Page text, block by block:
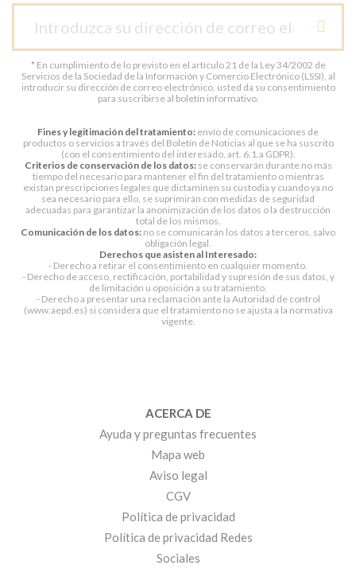
* En cumplimiento de lo previsto en el artículo 21 de la Ley 34/2002 de
Servicios de la Sociedad de la Información y Comercio Electrónico (LSSI), al
introducir su dirección de correo electrónico, usted da su consentimiento
para suscribirse al boletín informativo.
Fines y legitimación del tratamiento: envío de comunicaciones de
productos o servicios a través del Boletín de Noticias al que se ha suscrito
(con el consentimiento del interesado, art. 6.1.a GDPR).
Criterios de conservación de los datos:se conservarán durante no más
tiempo del necesario para mantener el fin del tratamiento o mientras
existan prescripciones legales que dictaminen su custodia y cuando ya no
sea necesario para ello, se suprimirán con medidas de seguridad
adecuadas para garantizar la anonimización de los datos o la destrucción
total de los mismos.
Comunicación de los datos: no se comunicarán los datos a terceros, salvo
obligación legal.
Derechos que asisten al Interesado:
- Derecho a retirar el consentimiento en cualquier momento.
- Derecho de acceso, rectificación, portabilidad y supresión de sus datos, y
de limitación u oposición a su tratamiento.
- Derecho a presentar una reclamación ante la Autoridad de control
(www.aepd.es) si considera que el tratamiento no se ajusta a la normativa
vigente.
ACERCA DE
Ayuda y preguntas frecuentes
Mapa web
Aviso legal
CGV
Política de privacidad
Política de privacidad Redes
Sociales